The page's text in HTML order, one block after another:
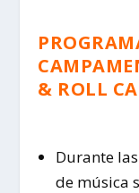
& ROLL
Durante
de música